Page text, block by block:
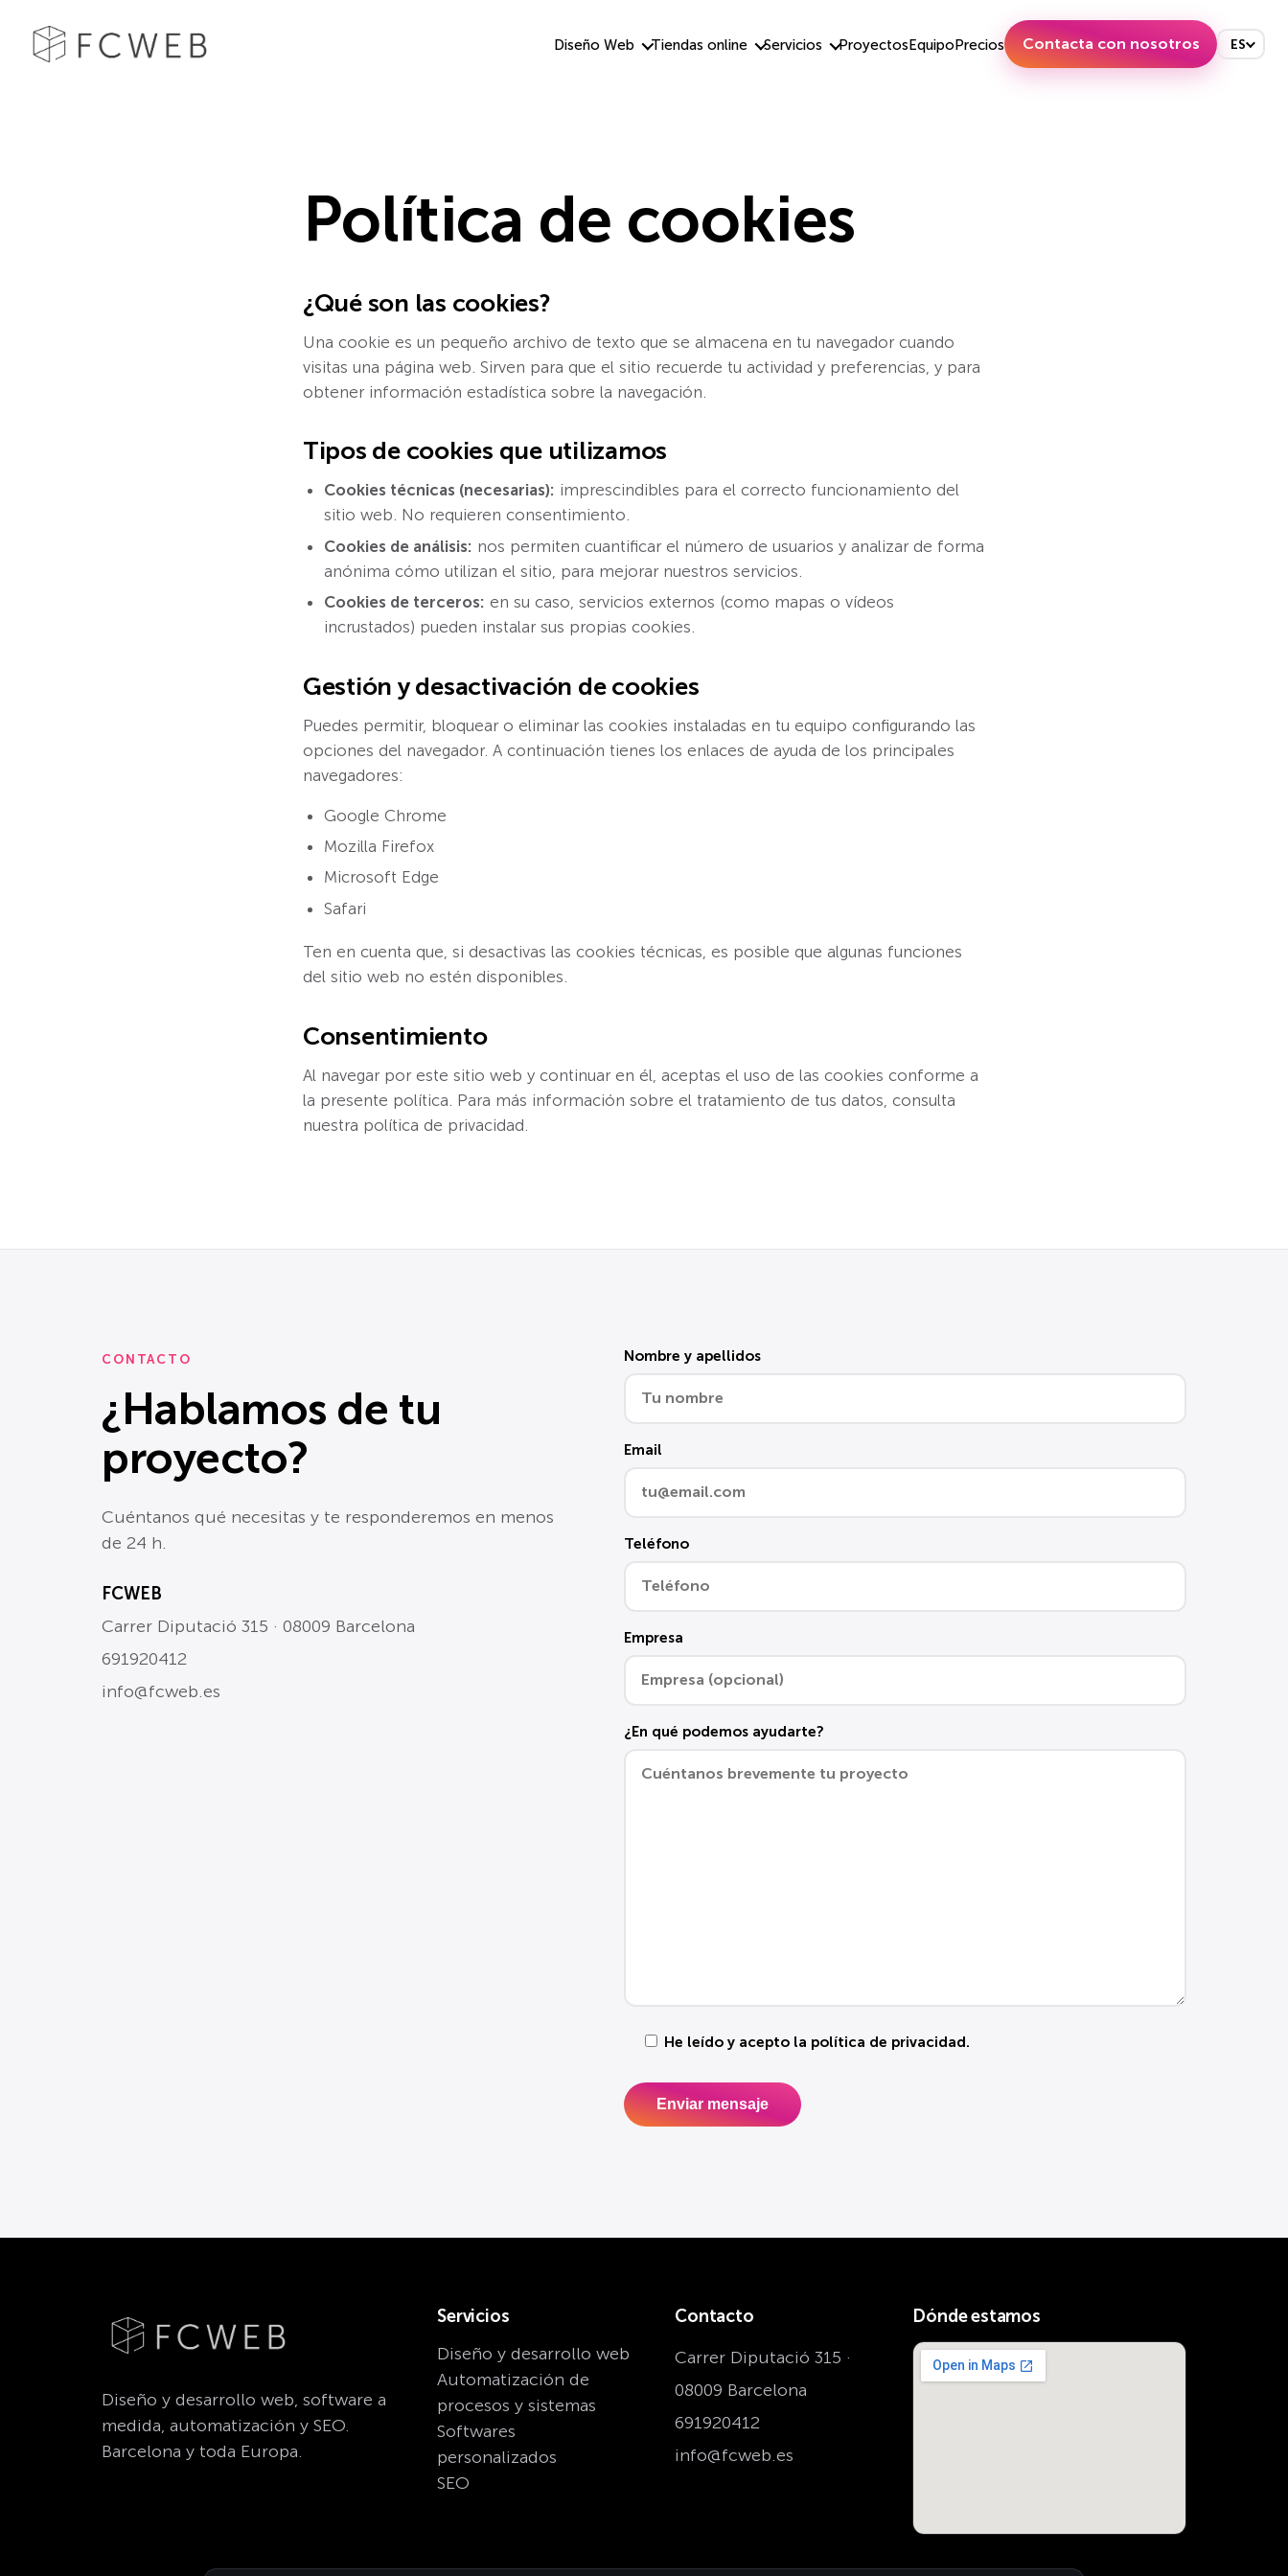
Diseño Web Tiendas online Servicios ProyectosEquipoPrecios Contacta con nosotros ES
Política de cookies
¿Qué son las cookies?
Una cookie es un pequeño archivo de texto que se almacena en tu navegador cuando
visitas una página web. Sirven para que el sitio recuerde tu actividad y preferencias, y para
obtener información estadística sobre la navegación.
Tipos de cookies que utilizamos
Cookies técnicas (necesarias): imprescindibles para el correcto funcionamiento del
sitio web. No requieren consentimiento.
Cookies de análisis: nos permiten cuantificar el número de usuarios y analizar de forma
anónima cómo utilizan el sitio, para mejorar nuestros servicios.
Cookies de terceros: en su caso, servicios externos (como mapas o vídeos
incrustados) pueden instalar sus propias cookies.
Gestión y desactivación de cookies
Puedes permitir, bloquear o eliminar las cookies instaladas en tu equipo configurando las
opciones del navegador. A continuación tienes los enlaces de ayuda de los principales
navegadores:
Google Chrome
Mozilla Firefox
Microsoft Edge
Safari
Ten en cuenta que, si desactivas las cookies técnicas, es posible que algunas funciones
del sitio web no estén disponibles.
Consentimiento
Al navegar por este sitio web y continuar en él, aceptas el uso de las cookies conforme a
la presente política. Para más información sobre el tratamiento de tus datos, consulta
nuestra política de privacidad.
CONTACTO
¿Hablamos de tu
proyecto?
Cuéntanos qué necesitas y te responderemos en menos
de 24 h.
FCWEB
Carrer Diputació 315 · 08009 Barcelona
691920412
info@fcweb.es
Nombre y apellidos
Email
Teléfono
Empresa
¿En qué podemos ayudarte?
He leído y acepto la política de privacidad.
Diseño y desarrollo web, software a
medida, automatización y SEO.
Barcelona y toda Europa.
Servicios
Diseño y desarrollo web
Automatización de
procesos y sistemas
Softwares
personalizados
SEO
Contacto
Carrer Diputació 315 ·
08009 Barcelona
691920412
info@fcweb.es
Dónde estamos